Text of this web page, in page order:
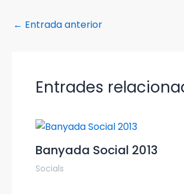
← Entrada anterior
Entrades
Banyada Social 2013
Socials